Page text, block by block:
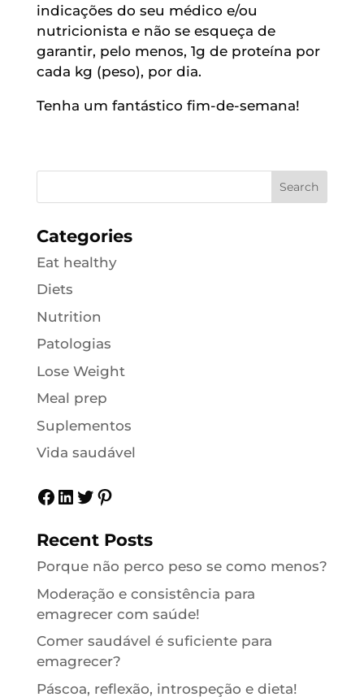
indicações do seu médico e/ou
nutricionista e não se esqueça de
garantir, pelo menos, 1g de proteína por
cada kg (peso), por dia.
Tenha um fantástico fim-de-semana!
Categories
Eat healthy
Diets
Nutrition
Patologias
Lose Weight
Meal prep
Suplementos
Vida saudável
Facebook
LinkedIn
Twitter
Pinterest
Recent Posts
Porque não perco peso se como menos?
Moderação e consistência para
emagrecer com saúde!
Comer saudável é suficiente para
emagrecer?
Páscoa, reflexão, introspeção e dieta!